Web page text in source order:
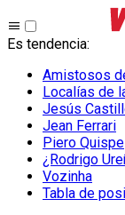
Es tendencia:
Amistosos
Localías de
Jesús
Jean Ferrari
Piero Quispe
¿Rodrigo
Vozinha
Tabla de